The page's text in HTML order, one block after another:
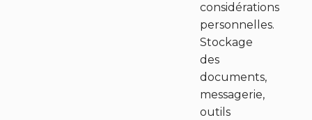
considérations
personnelles.
Stockage
des
documents,
messagerie,
outils